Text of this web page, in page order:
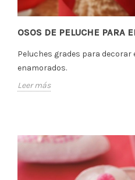
OSOS DE PELUCHE PARA
Peluches grades para decorar
enamorados.
Leer más